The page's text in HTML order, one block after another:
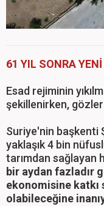
61 YIL SONRA
Esad rejiminin
şekillenirken,
Suriye'nin başkenti
yaklaşık 4 bin
tarımdan sağlayan
bir aydan fazladır
ekonomisine katkı
olabileceğine